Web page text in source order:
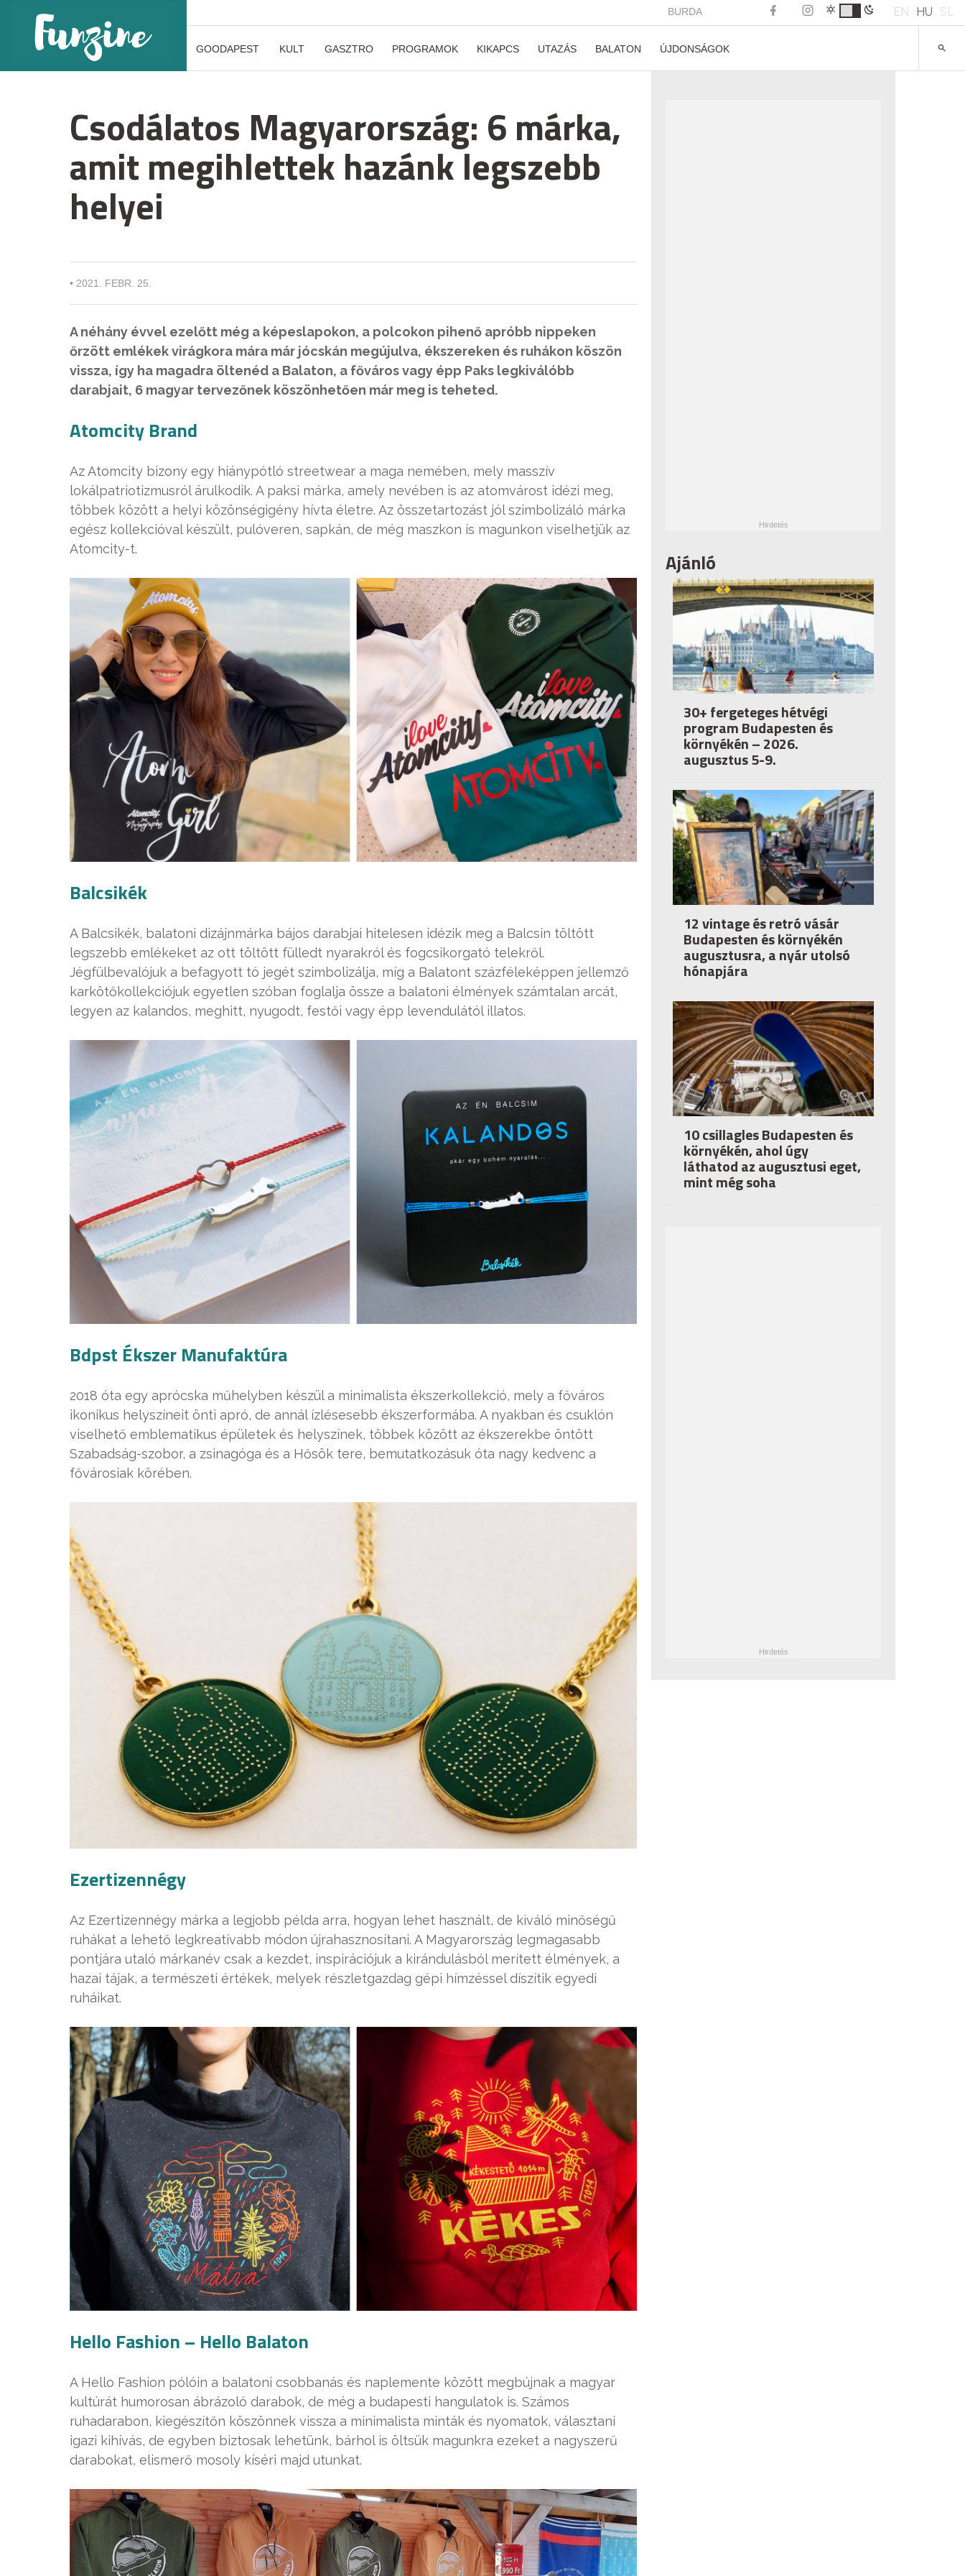
BURDA EN HU SL
GOODAPEST KULT GASZTRO PROGRAMOK KIKAPCS UTAZÁS BALATON ÚJDONSÁGOK
Csodálatos Magyarország: 6 márka,
amit megihlettek hazánk legszebb
helyei
• 2021. FEBR. 25.
A néhány évvel ezelőtt még a képeslapokon, a polcokon pihenő apróbb nippeken
őrzött emlékek virágkora mára már jócskán megújulva, ékszereken és ruhákon köszön
vissza, így ha magadra öltenéd a Balaton, a főváros vagy épp Paks legkiválóbb
darabjait, 6 magyar tervezőnek köszönhetően már meg is teheted.
Atomcity Brand
Az Atomcity bizony egy hiánypótló streetwear a maga nemében, mely masszív
lokálpatriotizmusról árulkodik. A paksi márka, amely nevében is az atomvárost idézi meg,
többek között a helyi közönségigény hívta életre. Az összetartozást jól szimbolizáló márka
egész kollekcióval készült, pulóveren, sapkán, de még maszkon is magunkon viselhetjük az
Atomcity-t.
Balcsikék
A Balcsikék, balatoni dizájnmárka bájos darabjai hitelesen idézik meg a Balcsin töltött
legszebb emlékeket az ott töltött fülledt nyarakról és fogcsikorgató telekről.
Jégfülbevalójuk a befagyott tó jegét szimbolizálja, míg a Balatont százféleképpen jellemző
karkötőkollekciójuk egyetlen szóban foglalja össze a balatoni élmények számtalan arcát,
legyen az kalandos, meghitt, nyugodt, festői vagy épp levendulától illatos.
Bdpst Ékszer Manufaktúra
2018 óta egy aprócska műhelyben készül a minimalista ékszerkollekció, mely a főváros
ikonikus helyszíneit önti apró, de annál ízlésesebb ékszerformába. A nyakban és csuklón
viselhető emblematikus épületek és helyszínek, többek között az ékszerekbe öntött
Szabadság-szobor, a zsinagóga és a Hősök tere, bemutatkozásuk óta nagy kedvenc a
fővárosiak körében.
Ezertizennégy
Az Ezertizennégy márka a legjobb példa arra, hogyan lehet használt, de kiváló minőségű
ruhákat a lehető legkreatívabb módon újrahasznosítani. A Magyarország legmagasabb
pontjára utaló márkanév csak a kezdet, inspirációjuk a kirándulásból merített élmények, a
hazai tájak, a természeti értékek, melyek részletgazdag gépi hímzéssel díszítik egyedi
ruháikat.
Hello Fashion – Hello Balaton
A Hello Fashion pólóin a balatoni csobbanás és naplemente között megbújnak a magyar
kultúrát humorosan ábrázoló darabok, de még a budapesti hangulatok is. Számos
ruhadarabon, kiegészítőn köszönnek vissza a minimalista minták és nyomatok, választani
igazi kihívás, de egyben biztosak lehetünk, bárhol is öltsük magunkra ezeket a nagyszerű
darabokat, elismerő mosoly kíséri majd utunkat.
Ajánló
30+ fergeteges hétvégi
program Budapesten és
környékén – 2026.
augusztus 5-9.
12 vintage és retró vásár
Budapesten és környékén
augusztusra, a nyár utolsó
hónapjára
10 csillagles Budapesten és
környékén, ahol úgy
láthatod az augusztusi eget,
mint még soha